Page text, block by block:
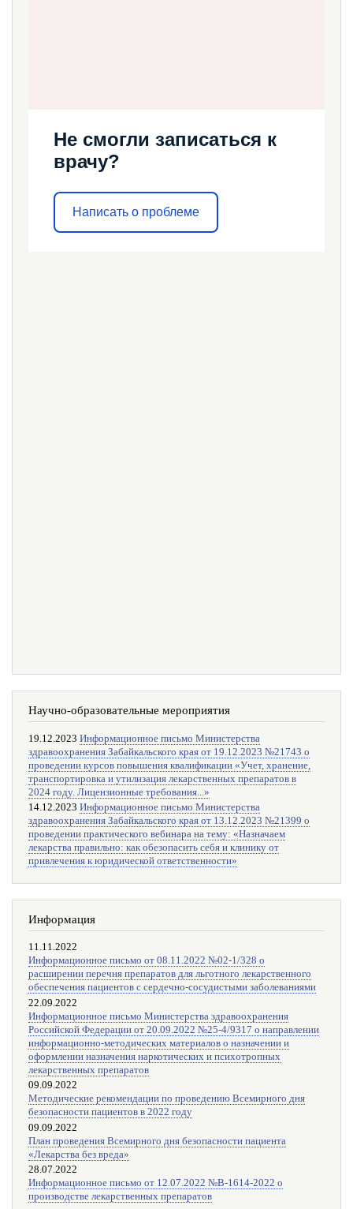
Не смогли записаться к
врачу?
Написать о проблеме
Научно-образовательные мероприятия
19.12.2023 Информационное письмо Министерства
здравоохранения Забайкальского края от 19.12.2023 №21743 о
проведении курсов повышения квалификации «Учет, хранение,
транспортировка и утилизация лекарственных препаратов в
2024 году. Лицензионные требования...»
14.12.2023 Информационное письмо Министерства
здравоохранения Забайкальского края от 13.12.2023 №21399 о
проведении практического вебинара на тему: «Назначаем
лекарства правильно: как обезопасить себя и клинику от
привлечения к юридической ответственности»
Информация
11.11.2022
Информационное письмо от 08.11.2022 №02-1/328 о
расширении перечня препаратов для льготного лекарственного
обеспечения пациентов с сердечно-сосудистыми заболеваниями
22.09.2022
Информационное письмо Министерства здравоохранения
Российской Федерации от 20.09.2022 №25-4/9317 о направлении
информационно-методических материалов о назначении и
оформлении назначения наркотических и психотропных
лекарственных препаратов
09.09.2022
Методические рекомендации по проведению Всемирного дня
безопасности пациентов в 2022 году
09.09.2022
План проведения Всемирного дня безопасности пациента
«Лекарства без вреда»
28.07.2022
Информационное письмо от 12.07.2022 №В-1614-2022 о
производстве лекарственных препаратов